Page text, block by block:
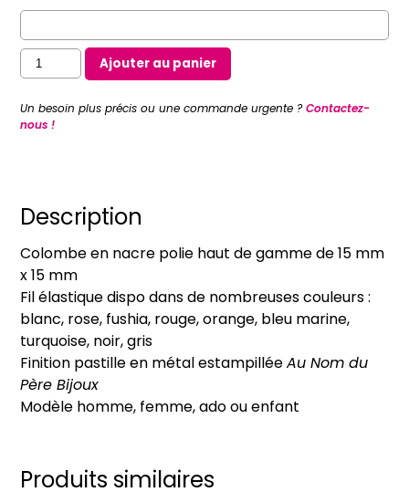
quantité
de
Bracelet
Colombe
fil
Ajouter au panier
Un besoin plus précis ou une commande urgente ?Contactez-
nous !
Description
Colombe en nacre polie haut de gamme de 15 mm
x 15 mm
Fil élastique dispo dans de nombreuses couleurs :
blanc, rose, fushia, rouge, orange, bleu marine,
turquoise, noir, gris
Finition pastille en métal estampilléeAu Nom du
Père Bijoux
Modèle homme, femme, ado ou enfant
Produits similaires